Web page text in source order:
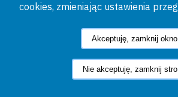
cookies, zmieniając ustawienia
Akceptuję, zamknij okno
Nie akceptuję, zamknij